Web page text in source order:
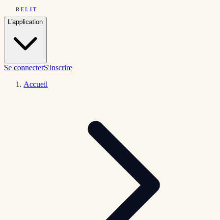
RELIT
L'application
Se connecterS'inscrire
Accueil